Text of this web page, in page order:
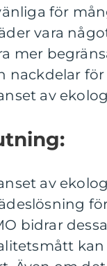
för
vara
mer
nackdelar
av
av
bidrar